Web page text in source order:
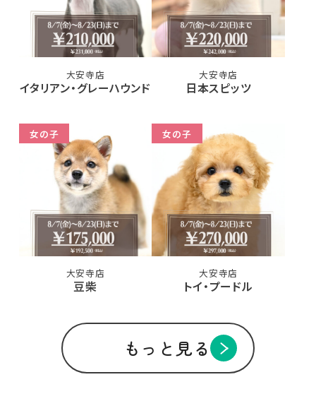
大安寺店
イタリアン・グレーハウンド
大安寺店
日本スピッツ
女の子
大安寺店
豆柴
女の子
大安寺店
トイ・プードル
もっと見る